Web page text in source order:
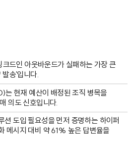
드인 아웃바운드가 실패하는 가장 큰
발송'입니다.
는 현재 예산이 배정된 조직 병목을
의도 신호입니다.
션 도입 필요성을 먼저 증명하는 하이퍼
메시지 대비 약 61% 높은 답변율을